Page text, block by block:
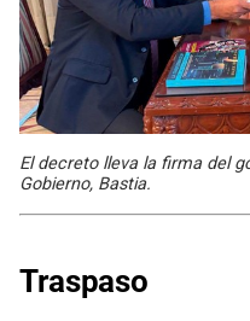
El decreto lleva la firma del
Gobierno, Bastia.
Traspaso